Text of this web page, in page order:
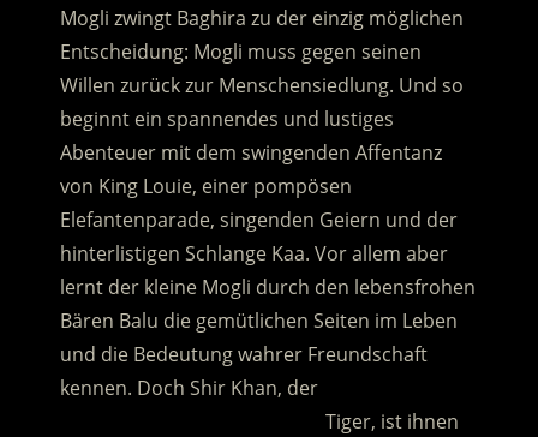
Mogli zwingt Baghira zu der einzig möglichen
Entscheidung: Mogli muss gegen seinen
Willen zurück zur Menschensiedlung. Und so
beginnt ein spannendes und lustiges
Abenteuer mit dem swingenden Affentanz
von King Louie, einer pompösen
Elefantenparade, singenden Geiern und der
hinterlistigen Schlange Kaa. Vor allem aber
lernt der kleine Mogli durch den lebensfrohen
Bären Balu die gemütlichen Seiten im Leben
und die Bedeutung wahrer Freundschaft
kennen. Doch Shir Khan, der
Tiger, ist ihnen